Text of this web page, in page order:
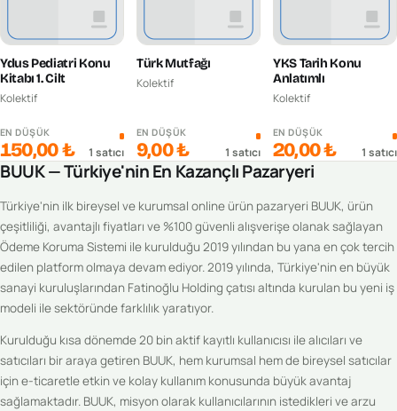
Ydus Pediatri Konu
Kitabı 1. Cilt
Kolektif
EN DÜŞÜK
150,00 ₺ 1 satıcı
Türk Mutfağı
Kolektif
EN DÜŞÜK
9,00 ₺ 1 satıcı
YKS Tarih Konu
Anlatımlı
Kolektif
EN DÜŞÜK
20,00 ₺ 1 satıcı
BUUK — Türkiye'nin En Kazançlı Pazaryeri
Türkiye'nin ilk bireysel ve kurumsal online ürün pazaryeri BUUK, ürün
çeşitliliği, avantajlı fiyatları ve %100 güvenli alışverişe olanak sağlayan
Ödeme Koruma Sistemi ile kurulduğu 2019 yılından bu yana en çok tercih
edilen platform olmaya devam ediyor. 2019 yılında, Türkiye'nin en büyük
sanayi kuruluşlarından Fatinoğlu Holding çatısı altında kurulan bu yeni iş
modeli ile sektöründe farklılık yaratıyor.
Kurulduğu kısa dönemde 20 bin aktif kayıtlı kullanıcısı ile alıcıları ve
satıcıları bir araya getiren BUUK, hem kurumsal hem de bireysel satıcılar
için e-ticaretle etkin ve kolay kullanım konusunda büyük avantaj
sağlamaktadır. BUUK, misyon olarak kullanıcılarının istedikleri ve arzu